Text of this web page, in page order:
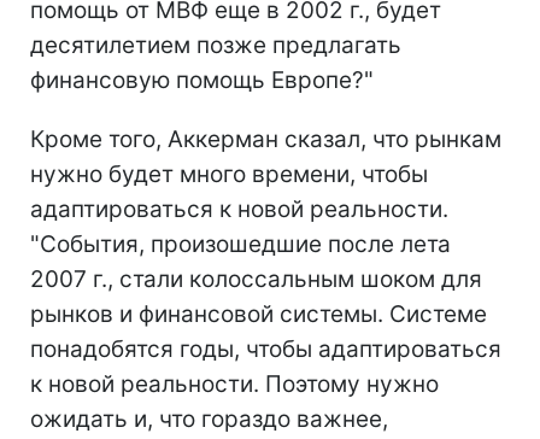
помощь от МВФ еще в 2002 г., будет
десятилетием позже предлагать
финансовую помощь Европе?"
Кроме того, Аккерман сказал, что рынкам
нужно будет много времени, чтобы
адаптироваться к новой реальности.
"События, произошедшие после лета
2007 г., стали колоссальным шоком для
рынков и финансовой системы. Системе
понадобятся годы, чтобы адаптироваться
к новой реальности. Поэтому нужно
ожидать и, что гораздо важнее,